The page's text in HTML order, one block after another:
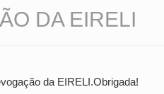
DA EIRELI
da EIRELI.Obrigada!